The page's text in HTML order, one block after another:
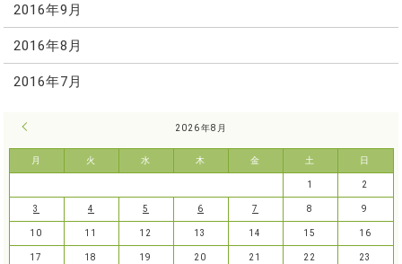
2016年9月
2016年8月
2016年7月
2026年8月
月 火 水 木 金 土 日
1 2
3 4 5 6 7 8 9
10 11 12 13 14 15 16
17 18 19 20 21 22 23